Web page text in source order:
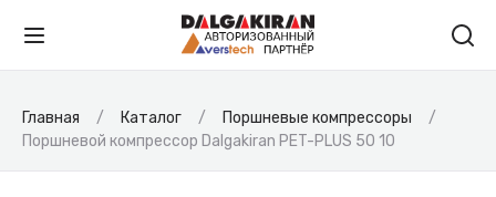
Главная Каталог
Поршневые компрессоры
Поршневой компрессор Dalgakiran PET-PLUS 50 10